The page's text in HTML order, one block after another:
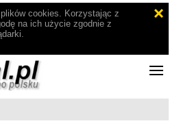
cookies. Korzystając z
na ich użycie zgodnie z